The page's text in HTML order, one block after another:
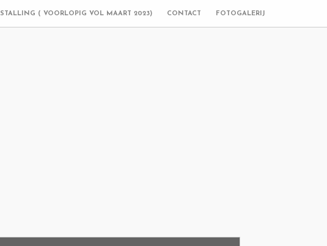
STALLING ( VOORLOPIG VOL MAART 2023) CONTACT FOTOGALERIJ